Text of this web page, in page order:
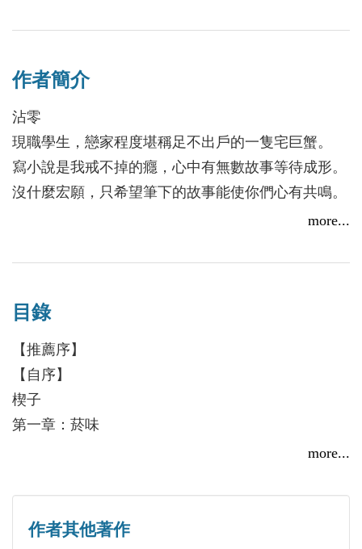
故事都能在讀者的心中停留很久，這是她的一大優
知道沾零在創作的這一條路上投注了許多的時間與精
替她開心，在此也替沾零用力感謝支持的讀者們！
（大心）
我們曾經是彼此另一半的靈魂，卻因為年少時的執
我遇見的第二個男孩，曾對我這麼說：「我想，我已
經做好心理準備向過去道別了。」
他說他要向過去道別了。因為遺憾而共生共存的我
們，若有一方選擇遺忘，那麼我們之間，究竟還剩下
什麼呢？
卻也正是因為那麼多的傷痛，才使我更明白自己渴望
我知道，自己一定能遇見，自己所遇見的那個人。
生命裡的所有皺褶。
是愛情，也不是愛情，重要的是──我遇見了他，他
遇見了我，直到生命的盡頭……
文藝微痛系少女作家．沾零，細膩演繹青春的酸甜苦
作者簡介
沾零
現職學生，戀家程度堪稱足不出戶的一隻宅巨蟹。
寫小說是我戒不掉的癮，心中有無數故事等待成形。
沒什麼宏願，只希望筆下的故事能使你們心有共鳴。
《制服上的粉筆灰》、《寫字手的故事：姊妹》兩部
薦、《餘光》獲得「濃情館」編輯推薦。
more...
目錄
【推薦序】
【自序】
楔子
第一章：菸味
第四章：遇見
最終章：時光
more...
作者其他著作